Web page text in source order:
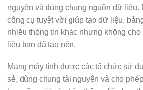
nguyên và dùng chung nguồn dữ liệu.
công cụ tuyệt vời giúp tạo dữ liệu,
nhiều thông tin khác nhưng không
liệu bạn đã tạo nên.
Mạng máy tính được các tổ chức sử
sẻ, dùng chung tài nguyên và cho